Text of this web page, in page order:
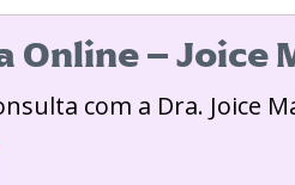
Online – Joice
com a Dra. Joice